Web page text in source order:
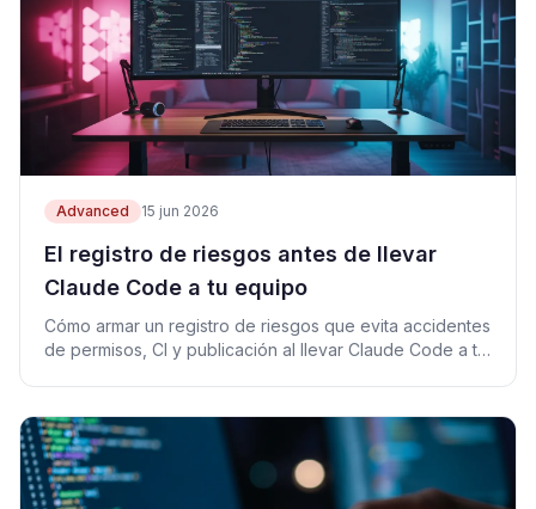
Advanced 15 jun 2026
El registro de riesgos antes de llevar
Claude Code a tu equipo
Cómo armar un registro de riesgos que evita accidentes
de permisos, CI y publicación al llevar Claude Code a tu